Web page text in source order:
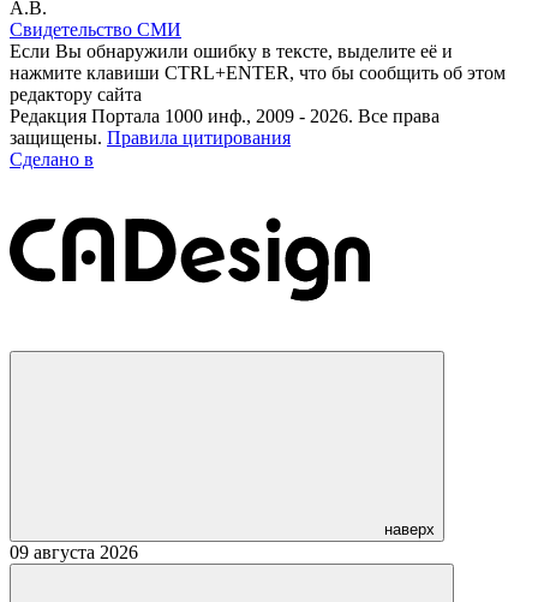
А.В.
Свидетельство СМИ
Если Вы обнаружили ошибку в тексте, выделите её и
нажмите клавиши CTRL+ENTER, что бы сообщить об этом
редактору сайта
Редакция Портала 1000 инф., 2009 - 2026. Все права
защищены. Правила цитирования
Сделано в
наверх
09 августа 2026